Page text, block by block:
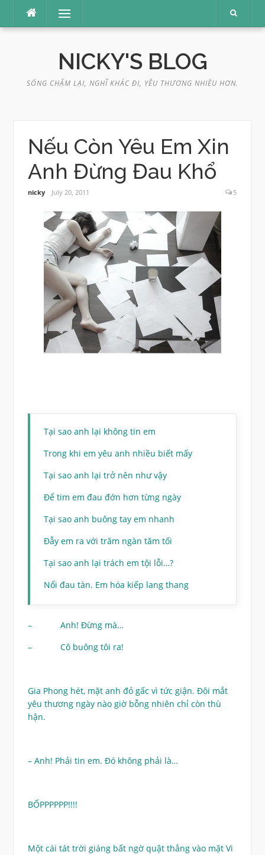
content
Menu
NICKY'S BLOG
SỐNG CHẬM LẠI, NGHĨ KHÁC ĐI, YÊU THƯƠNG NHIỀU HƠN.
Nếu Còn Yêu Em Xin
Anh Đừng Đau Khổ
nicky July 20, 2011 5
Tại sao anh lại không tin em
Trong khi em yêu anh nhiều biết mấy
Tại sao anh lại trở nên như vậy
Để tim em đau đớn hơn từng ngày
Tại sao anh buông tay em nhanh
Đẫy em ra với trăm ngàn tăm tối
Tại sao anh lại trách em tội lỗi…?
Nổi đau tàn. Em hóa kiếp lang thang
– Anh! Đừng mà…
– Cô buông tôi ra!
Gia Phong hét, mặt anh đỏ gấc vì tức giận. Đôi mắt
yêu thương ngày nào giờ bỗng nhiên chỉ còn thù
hận.
– Anh! Phải tin em. Đó không phải là…
BỐPPPPPP!!!!
Một cái tát trời giáng bất ngờ quật thẳng vào mặt Vi